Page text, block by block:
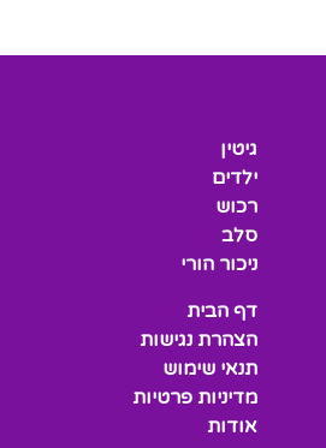
גיטין
ילדים
רכוש
סלב
ניכור הורי
דף הבית
הצהרת נגישות
תנאי שימוש
מדיניות פרטיות
אודות